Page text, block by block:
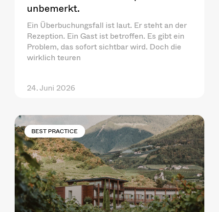
unbemerkt.
Ein Überbuchungsfall ist laut. Er steht an der
Rezeption. Ein Gast ist betroffen. Es gibt ein
Problem, das sofort sichtbar wird. Doch die
wirklich teuren
24. Juni 2026
BEST PRACTICE